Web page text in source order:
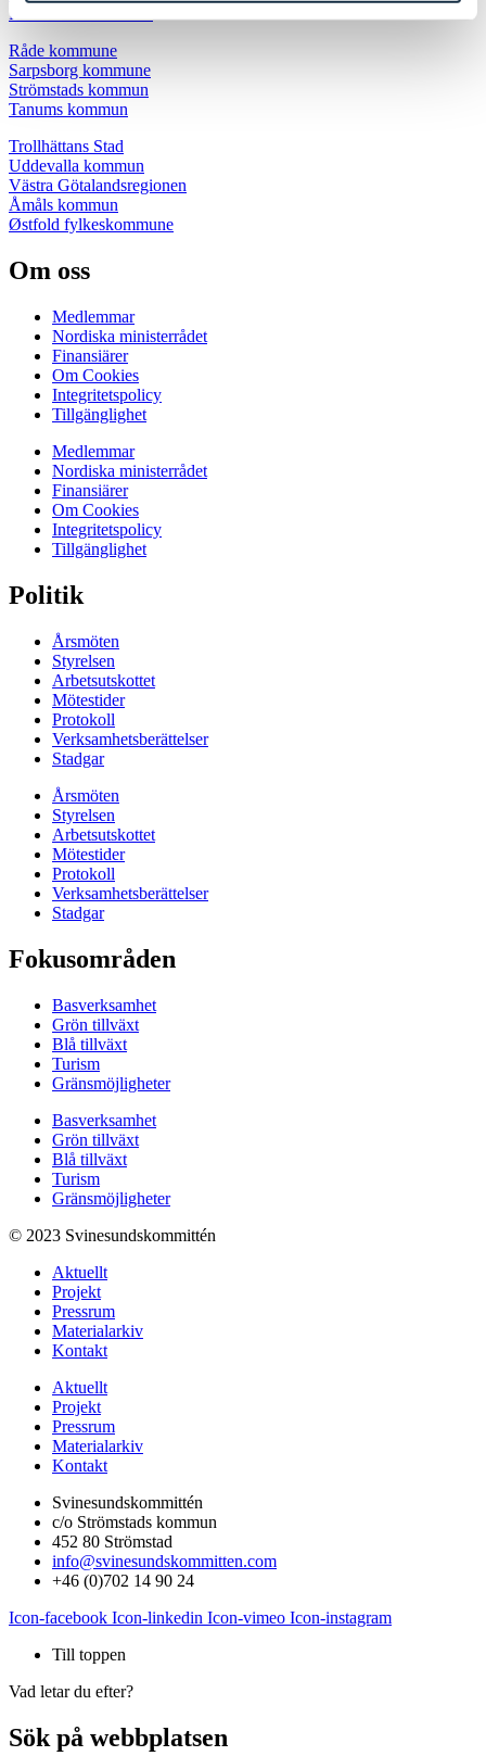
Rakkestad kommune
Råde kommune
Sarpsborg kommune
Strömstads kommun
Tanums kommun
Trollhättans Stad
Uddevalla kommun
Västra Götalandsregionen
Åmåls kommun
Østfold fylkeskommune
Om oss
Medlemmar
Nordiska ministerrådet
Finansiärer
Om Cookies
Integritetspolicy
Tillgänglighet
Medlemmar
Nordiska ministerrådet
Finansiärer
Om Cookies
Integritetspolicy
Tillgänglighet
Politik
Årsmöten
Styrelsen
Arbetsutskottet
Mötestider
Protokoll
Verksamhetsberättelser
Stadgar
Årsmöten
Styrelsen
Arbetsutskottet
Mötestider
Protokoll
Verksamhetsberättelser
Stadgar
Fokusområden
Basverksamhet
Grön tillväxt
Blå tillväxt
Turism
Gränsmöjligheter
Basverksamhet
Grön tillväxt
Blå tillväxt
Turism
Gränsmöjligheter
© 2023 Svinesundskommittén
Aktuellt
Projekt
Pressrum
Materialarkiv
Kontakt
Aktuellt
Projekt
Pressrum
Materialarkiv
Kontakt
Svinesundskommittén
c/o Strömstads kommun
452 80 Strömstad
info@svinesundskommitten.com
+46 (0)702 14 90 24
Icon-facebook Icon-linkedin Icon-vimeo Icon-instagram
Till toppen
Vad letar du efter?
Sök på webbplatsen